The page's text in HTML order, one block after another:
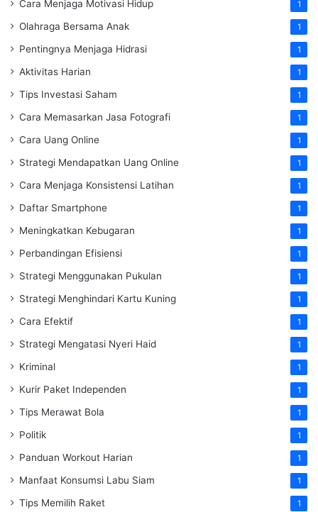
Cara Menjaga Motivasi Hidup 1
Olahraga Bersama Anak 1
Pentingnya Menjaga Hidrasi 1
Aktivitas Harian 1
Tips Investasi Saham 1
Cara Memasarkan Jasa Fotografi 1
Cara Uang Online 1
Strategi Mendapatkan Uang Online 1
Cara Menjaga Konsistensi Latihan 1
Daftar Smartphone 1
Meningkatkan Kebugaran 1
Perbandingan Efisiensi 1
Strategi Menggunakan Pukulan 1
Strategi Menghindari Kartu Kuning 1
Cara Efektif 1
Strategi Mengatasi Nyeri Haid 1
Kriminal 1
Kurir Paket Independen 1
Tips Merawat Bola 1
Politik 1
Panduan Workout Harian 1
Manfaat Konsumsi Labu Siam 1
Tips Memilih Raket 1